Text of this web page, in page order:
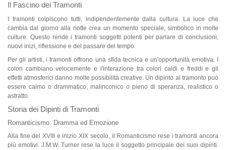
Il Fascino dei Tramonti
I tramonti colpiscono tutti, indipendentemente dalla cultura. La luce che
cambia dal giorno alla notte crea un momento speciale, simbolico in molte
culture. Questo rende i tramonti soggetti potenti per parlare di conclusioni,
nuovi inizi, riflessione e del passare del tempo.
Per gli artisti, i tramonti offrono una sfida tecnica e un'opportunità emotiva. I
colori cambiano velocemente e l'interazione tra colori caldi e freddi e gli
effetti atmosferici danno molte possibilità creative. Un dipinto al tramonto può
essere calmo o drammatico, malinconico o pieno di speranza, realistico o
astratto.
Storia dei Dipinti di Tramonti
Romanticismo: Dramma ed Emozione
Alla fine del XVIII e inizio XIX secolo, il Romanticismo rese i tramonti ancora
più emotivi. J.M.W. Turner rese la luce il soggetto principale dei suoi dipinti.